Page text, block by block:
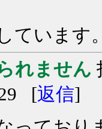
ています
れません
[返信]